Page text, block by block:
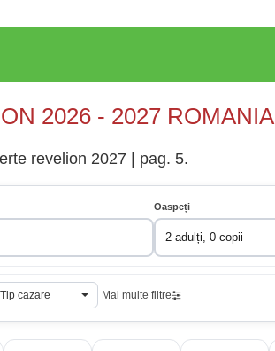
2026 - 2027 ROMANIA
revelion 2027 | pag. 5.
Oaspeți
2 adulți, 0 copii
Tip cazare Mai multe filtre